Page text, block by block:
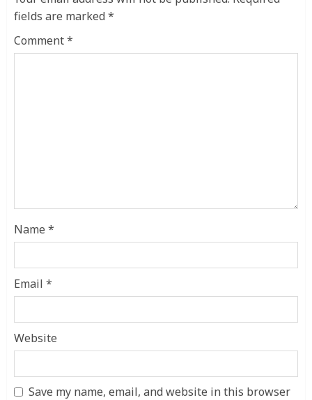
fields are marked *
Comment*
Name *
Email *
Website
Save my name, email, and website in this browser